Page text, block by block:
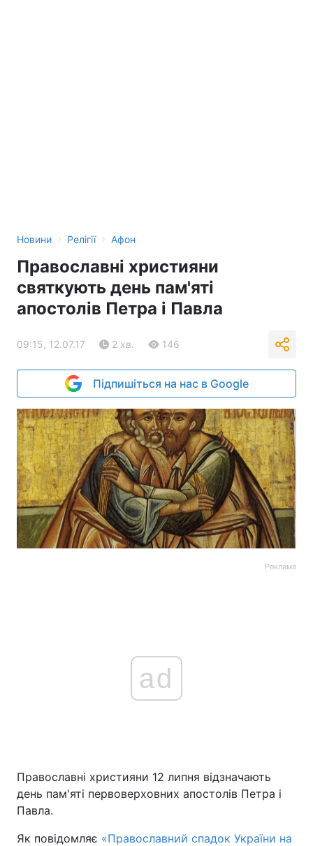
Новини › Релігії › Афон
Православні християни
святкують день пам'яті
апостолів Петра і Павла
09:15, 12.07.17 2 хв. 146
Підпишіться на нас в Google
Реклама
ad
Православні християни 12 липня відзначають
день пам'яті первоверховних апостолів Петра і
Павла.
Як повідомляє «Православний спадок України на